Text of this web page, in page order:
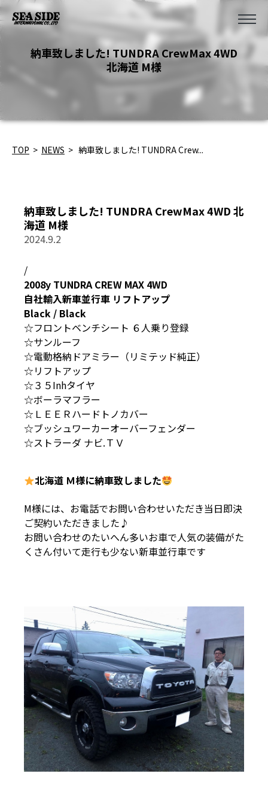
納車致しました! TUNDRA CrewMax 4WD
北海道 M様
TOP > NEWS > 納車致しました! TUNDRA Crew...
納車致しました! TUNDRA CrewMax 4WD 北
海道 M様
2024.9.2
/
2008y TUNDRA CREW MAX 4WD
自社輸入新車並行車 リフトアップ
Black / Black
☆フロントベンチシート ６人乗り登録
☆サンルーフ
☆電動格納ドアミラー（リミテッド純正）
☆リフトアップ
☆３５Inhタイヤ
☆ボーラマフラー
☆ＬＥＥＲハードトノカバー
☆ブッシュワーカーオーバーフェンダー
☆ストラーダ ナビ.ＴＶ
北海道 Ｍ様に納車致しました
M様には、お電話でお問い合わせいただき当日即決
ご契約いただきました♪
お問い合わせのたいへん多いお車で人気の装備がた
くさん付いて走行も少ない新車並行車です